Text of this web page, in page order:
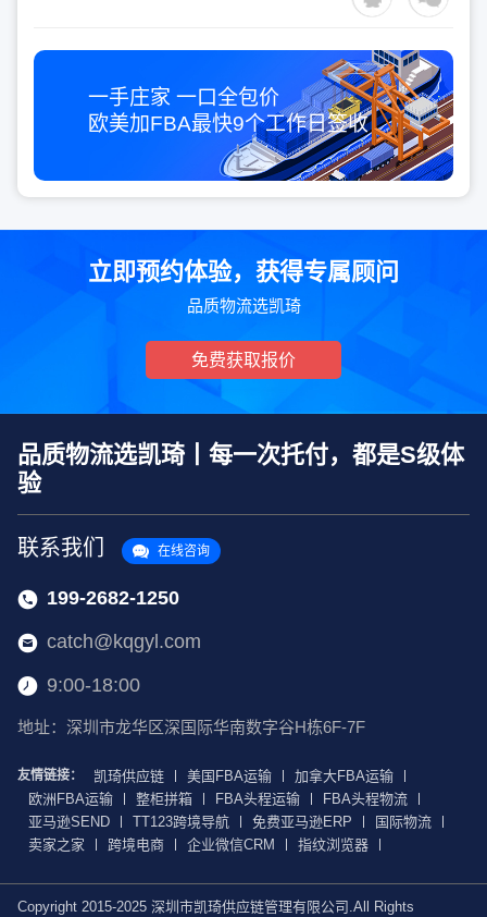
一手庄家 一口全包价
欧美加FBA最快9个工作日签收
立即预约体验，获得专属顾问
品质物流选凯琦
免费获取报价
品质物流选凯琦丨每一次托付，都是S级体
验
联系我们 在线咨询
199-2682-1250
catch@kqgyl.com
9:00-18:00
地址：深圳市龙华区深国际华南数字谷H栋6F-7F
友情链接： 凯琦供应链 美国FBA运输
加拿大FBA运输
欧洲FBA运输
整柜拼箱 FBA头程运输
FBA头程物流
亚马逊SEND
TT123跨境导航 免费亚马逊ERP
国际物流
卖家之家
跨境电商 企业微信CRM 指纹浏览器
Copyright 2015-2025 深圳市凯琦供应链管理有限公司.All Rights